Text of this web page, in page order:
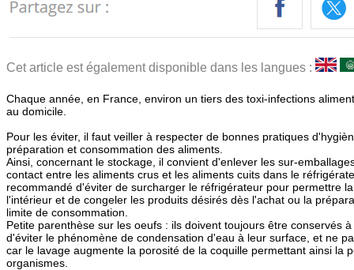
Cet article est également disponible dans les langues :
Chaque année, en France, environ un tiers des toxi-infections
au domicile.
Pour les éviter, il faut veiller à respecter de bonnes pratiques
préparation et consommation des aliments.
Ainsi, concernant le stockage, il convient d'enlever les sur-
contact entre les aliments crus et les aliments cuits dans le
recommandé d'éviter de surcharger le réfrigérateur pour permettre
l'intérieur et de congeler les produits désirés dès l'achat ou la
limite de consommation.
Petite parenthèse sur les oeufs : ils doivent toujours être conservés
d'éviter le phénomène de condensation d'eau à leur surface, et ne
car le lavage augmente la porosité de la coquille permettant ainsi la
organismes.